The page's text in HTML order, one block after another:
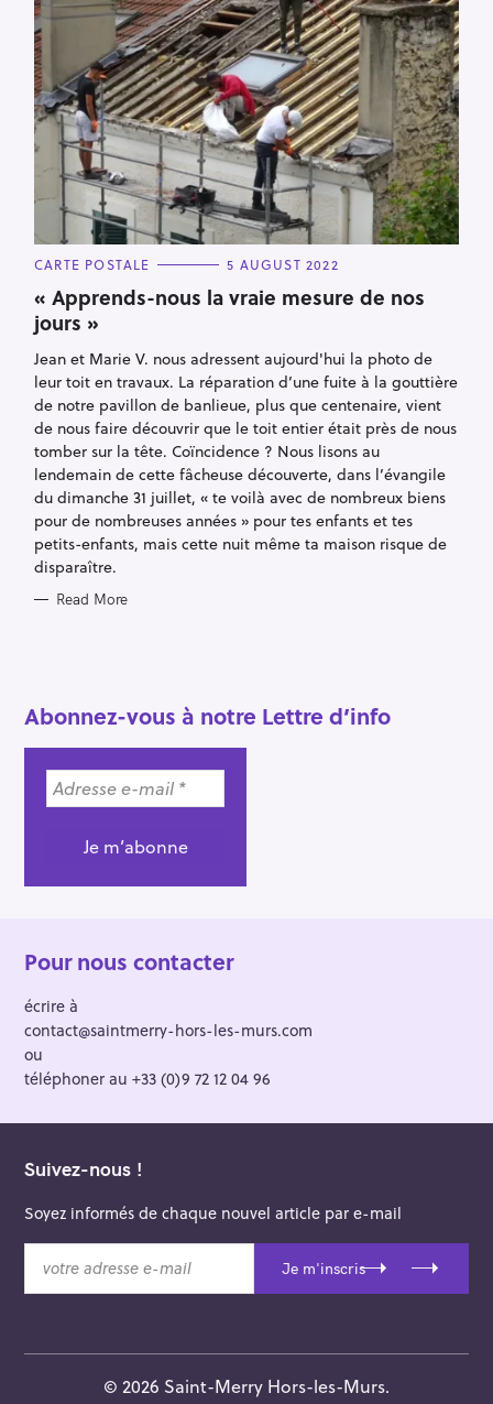
C
T
E
G
O
R
I
E
S
CARTE POSTALE 5 AUGUST 2022
« Apprends-nous la vraie mesure de nos
jours »
Jean et Marie V. nous adressent aujourd'hui la photo de
leur toit en travaux. La réparation d’une fuite à la gouttière
de notre pavillon de banlieue, plus que centenaire, vient
de nous faire découvrir que le toit entier était près de nous
tomber sur la tête. Coïncidence ? Nous lisons au
lendemain de cette fâcheuse découverte, dans l’évangile
du dimanche 31 juillet, « te voilà avec de nombreux biens
pour de nombreuses années » pour tes enfants et tes
petits-enfants, mais cette nuit même ta maison risque de
disparaître.
Read More
Abonnez-vous à notre Lettre d’info
Pour nous contacter
écrire à
contact@saintmerry-hors-les-murs.com
ou
téléphoner au +33 (0)9 72 12 04 96
Suivez-nous !
Soyez informés de chaque nouvel article par e-mail
t
e
Je m'inscris
© 2026 Saint-Merry Hors-les-Murs.
r